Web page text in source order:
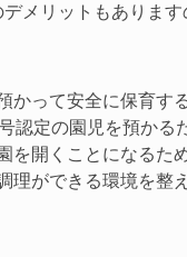
メリットもあります
かって安全に保育す
認定の園児を預かる
を開くことになるた
理ができる環境を整